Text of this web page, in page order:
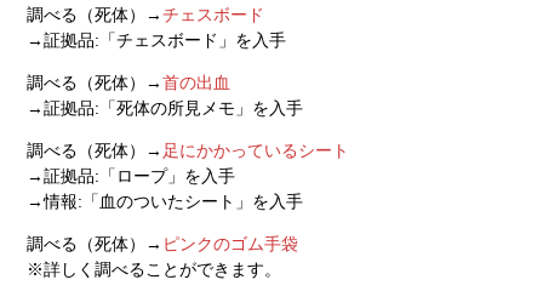
調べる（死体）→チェスボード
→証拠品:「チェスボード」を入手
調べる（死体）→首の出血
→証拠品:「死体の所見メモ」を入手
調べる（死体）→ 足にかかっているシート
→証拠品:「ロープ」を入手
→情報:「血のついたシート」を入手
調べる（死体）→ ピンクのゴム手袋
※詳しく調べることができます。